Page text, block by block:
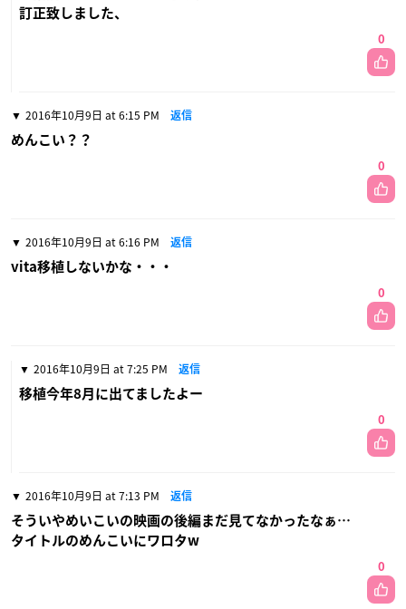
訂正致しました、
0
2016年10月9日 at 6:15 PM 返信
めんこい？？
0
2016年10月9日 at 6:16 PM 返信
vita移植しないかな・・・
0
2016年10月9日 at 7:25 PM 返信
移植今年8月に出てましたよー
0
2016年10月9日 at 7:13 PM 返信
そういやめいこいの映画の後編まだ見てなかったなぁ…
タイトルのめんこいにワロタw
0